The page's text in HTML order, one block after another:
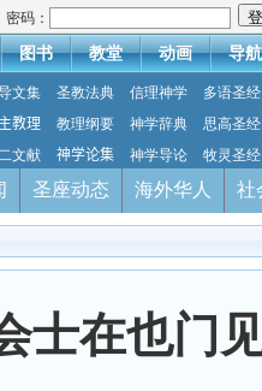
密码：
图书 教堂 动画 导航
文集 圣教法典 信理神学
多语圣经
教理
教理纲要 神学辞典
思高圣经
文献
神学论集 神学导论 牧灵圣经
圣座动态 海外华人 社
士在也门